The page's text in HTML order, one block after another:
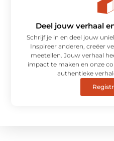
Deel jouw verhaal
Schrijf je in en deel jouw
Inspireer anderen, creëer
meetellen. Jouw verhaal
impact te maken en onze
authentieke